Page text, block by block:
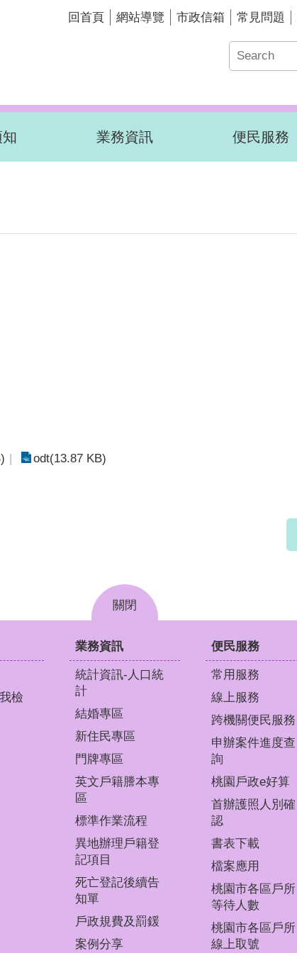
回首頁 網站導覽 市政信箱 常見問題
業務資訊 便民服務
odt(13.87 KB)
關閉
檢
業務資訊
統計資訊-人口統
計
結婚專區
新住民專區
門牌專區
英文戶籍謄本專
區
標準作業流程
異地辦理戶籍登
記項目
死亡登記後續告
知單
戶政規費及罰鍰
案例分享
便民服務
常用服務
線上服務
跨機關便民服務
申辦案件進度查
詢
桃園戶政e好算
首辦護照人別確
認
書表下載
檔案應用
桃園市各區戶所
等待人數
桃園市各區戶所
線上取號